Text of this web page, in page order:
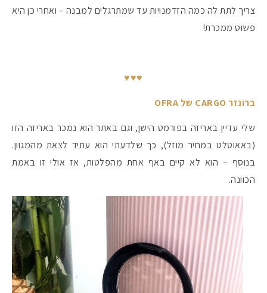
צריך לתת לה כמה הזדמנויות עד שמתרגלים למבנה – ואחרי כן היא
פשוט ממכרת!
♥♥♥
ברונזר CARGO של OFRA
שלי עדיין באריזה בפורמט הישן, וגם באתר הוא נמכר באריזה הזו
(באאוטלט במחיר מוזל), כך שלדעתי הוא עתיד לצאת מהמגוון.
בנוסף – הוא לא קיים באף אחת מהפלטות, אז אולי זו באמת
הכוונה.